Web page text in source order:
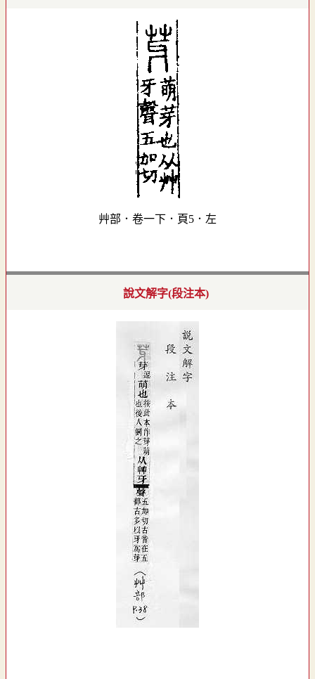
艸部．卷一下．頁5．左
說文解字(段注本)